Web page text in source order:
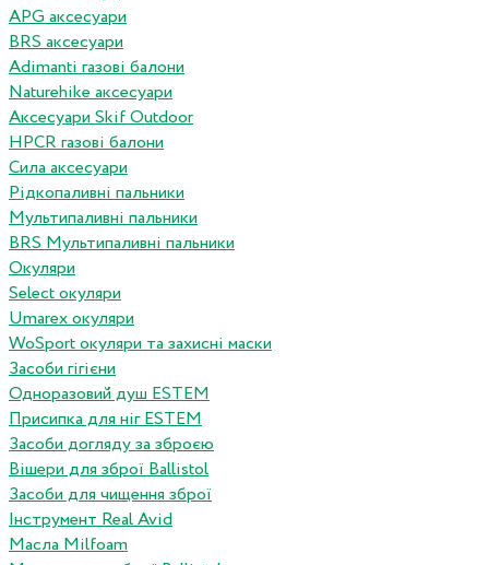
APG аксесуари
BRS аксесуари
Adimanti газові балони
Naturehike аксесуари
Аксесуари Skif Outdoor
HPCR газові балони
Сила аксесуари
Рідкопаливні пальники
Мультипаливні пальники
BRS Мультипаливні пальники
Окуляри
Select окуляри
Umarex окуляри
WoSport окуляри та захисні маски
Засоби гігієни
Одноразовий душ ESTEM
Присипка для ніг ESTEM
Засоби догляду за зброєю
Вішери для зброї Ballistol
Засоби для чищення зброї
Інструмент Real Avid
Масла Milfoam